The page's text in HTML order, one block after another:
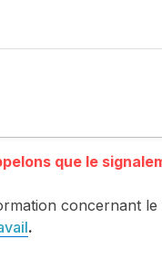
concernant le